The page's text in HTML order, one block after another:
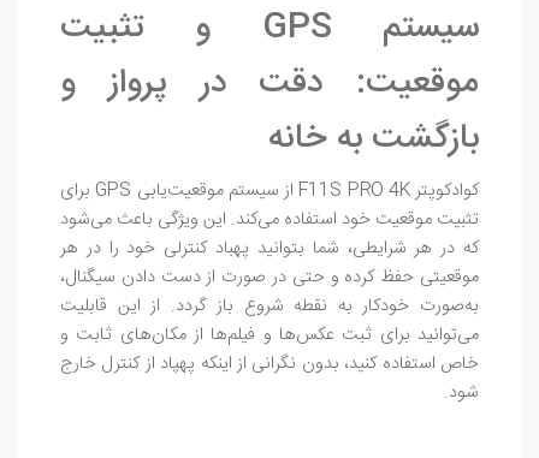
سیستم GPS و تثبیت
موقعیت: دقت در پرواز و
بازگشت به خانه
کوادکوپتر F11S PRO 4K از سیستم موقعیت‌یابی GPS برای
تثبیت موقعیت خود استفاده می‌کند. این ویژگی باعث می‌شود
که در هر شرایطی، شما بتوانید پهباد کنترلی خود را در هر
موقعیتی حفظ کرده و حتی در صورت از دست دادن سیگنال،
به‌صورت خودکار به نقطه شروع باز گردد. از این قابلیت
می‌توانید برای ثبت عکس‌ها و فیلم‌ها از مکان‌های ثابت و
خاص استفاده کنید، بدون نگرانی از اینکه پهپاد از کنترل خارج
شود.